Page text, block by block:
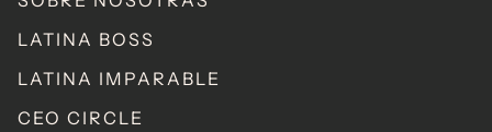
LATINA BOSS
LATINA IMPARABLE
CEO CIRCLE